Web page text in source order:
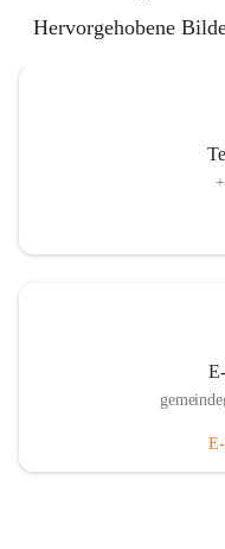
Hervorgehobene